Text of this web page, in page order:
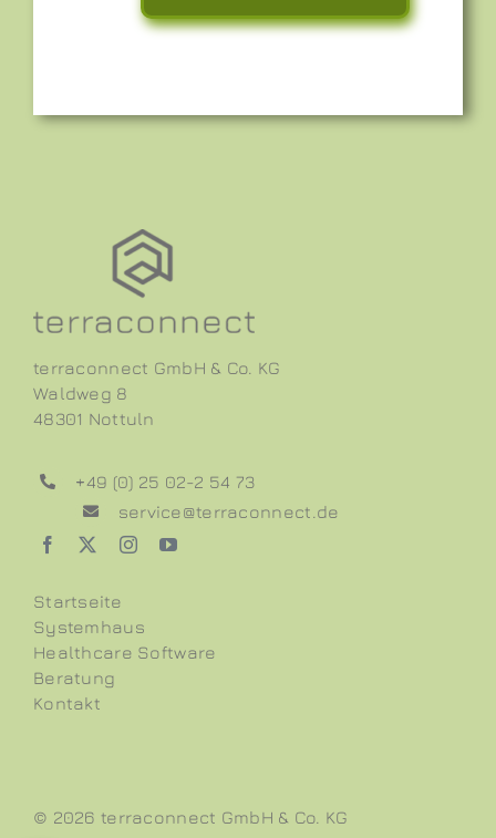
terraconnect GmbH & Co. KG
Waldweg 8
48301 Nottuln
+49 (0) 25 02-2 54 73
service@terraconnect.de
Startseite
Systemhaus
Healthcare Software
Beratung
Kontakt
© 2026 terraconnect GmbH & Co. KG